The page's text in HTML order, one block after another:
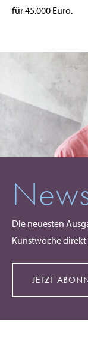
für 45.000 Euro.
Die neuesten
Kunstwoche
JETZT